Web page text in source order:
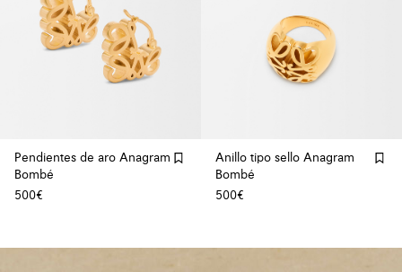
Pendientes de aro Anagram
Bombé
500€
Anillo tipo sello Anagram
Bombé
500€